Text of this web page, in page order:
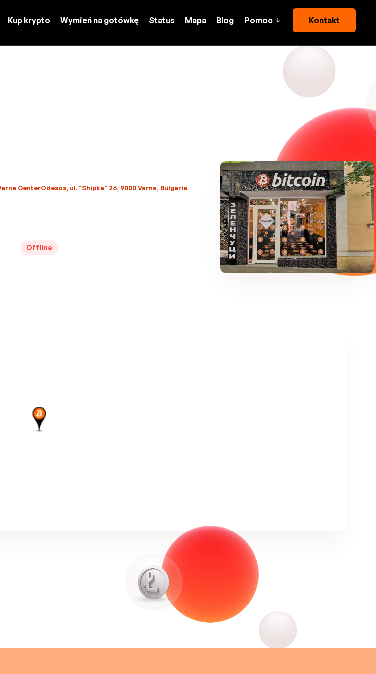
Kup krypto Wymień na gotówkę Status Mapa Blog Pomoc Kontakt
CenterOdesos, ul. "Shipka" 26, 9000 Varna, Bulgaria
Offline